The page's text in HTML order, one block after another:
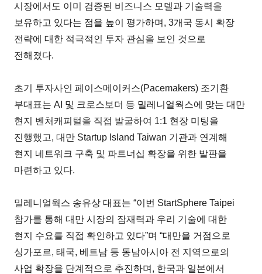
시장에서도 이미 검증된 비즈니스 모델과 기술력을
보유하고 있다는 점을 높이 평가하며, 3개국 동시 확장
전략에 대한 적극적인 투자 관심을 보인 것으로
전해졌다.
초기 투자사인 페이스메이커스(Pacemakers) 조기환
부대표는 AI 및 크로스보더 등 밀레니얼웍스에 맞는 대만
현지 벤처캐피털을 직접 발굴하여 1:1 현장 미팅을
진행했고, 대만 Startup Island Taiwan 기관과 연계해
현지 네트워크 구축 및 파트너십 확장을 위한 발판을
마련하고 있다.
밀레니얼웍스 송유상 대표는 “이번 StartSphere Taipei
참가를 통해 대만 시장의 잠재력과 우리 기술에 대한
현지 수요를 직접 확인하고 있다”며 “대만을 거점으로
싱가포르, 태국, 베트남 등 동남아시아 전 지역으로의
사업 확장을 단계적으로 추진하며, 한국과 일본에서